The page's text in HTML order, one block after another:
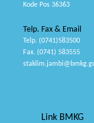
Kode Pos 36363
Telp. Fax & Email
Telp. (0741)583500
Fax. (0741) 583555
Link BMKG